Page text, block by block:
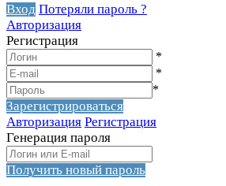
Вход Потеряли пароль ?
Авторизация
Регистрация
*
*
*
Зарегистрироваться
Авторизация Регистрация
Генерация пароля
Получить новый пароль